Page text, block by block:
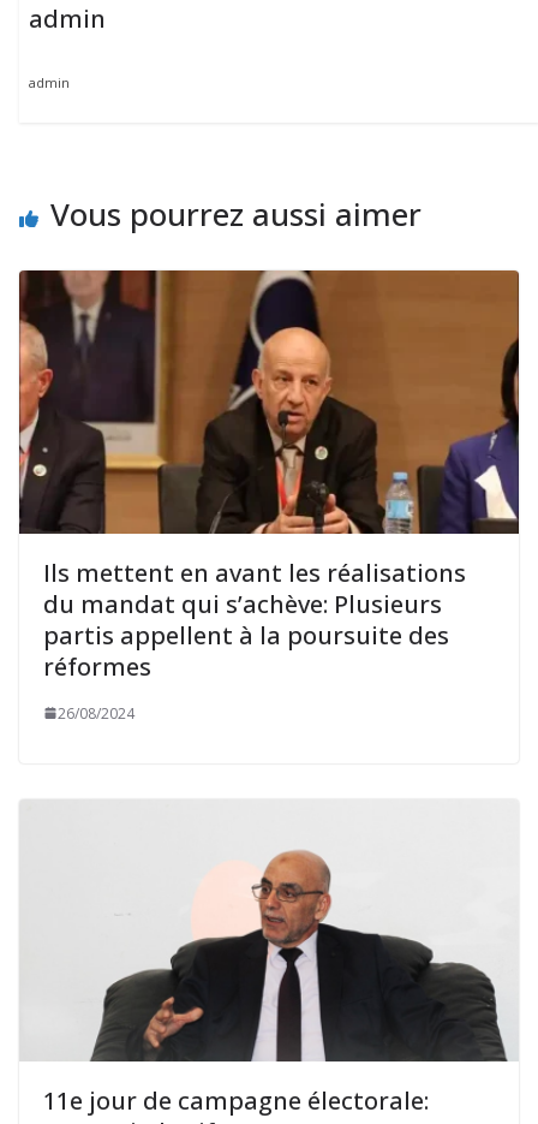
admin
admin
Vous pourrez aussi aimer
Ils mettent en avant les réalisations
du mandat qui s’achève: Plusieurs
partis appellent à la poursuite des
réformes
26/08/2024
11e jour de campagne électorale: